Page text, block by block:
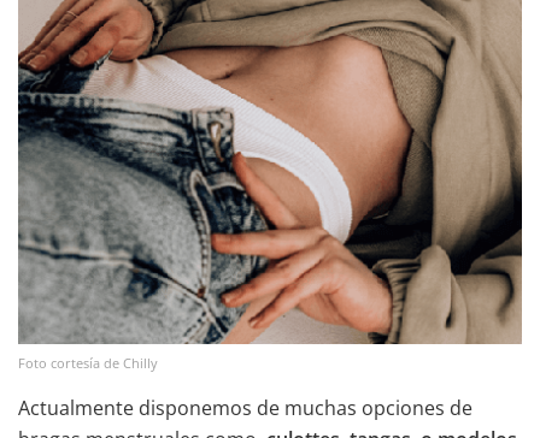
Foto cortesía de Chilly
Actualmente disponemos de muchas opciones de